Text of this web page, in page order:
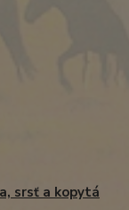
srsť a kopytá